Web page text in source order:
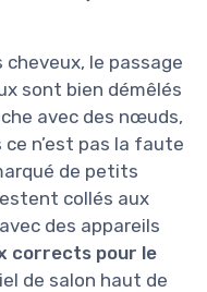
le passage
sont bien démêlés
avec des nœuds,
n’est pas la faute
de petits
collés aux
des appareils
corrects pour le
de salon haut de